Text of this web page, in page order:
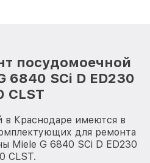
посудомоечной
6840 SCi D ED230
CLST
в Краснодаре имеются в
для ремонта
Miele G 6840 SCi D ED230
CLST.